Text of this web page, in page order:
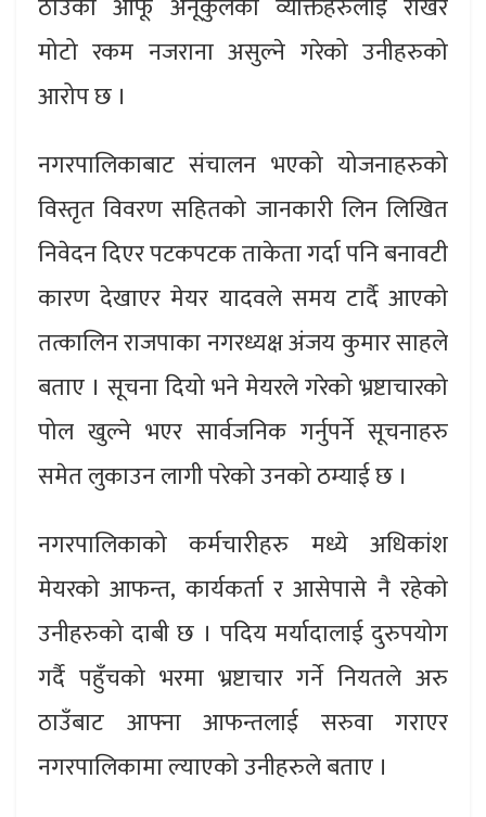
ठाउँका आफू अनूकुलका व्यक्तिहरुलाई राखेर
मोटो रकम नजराना असुल्ने गरेको उनीहरुको
आरोप छ ।
नगरपालिकाबाट संचालन भएको योजनाहरुको
विस्तृत विवरण सहितको जानकारी लिन लिखित
निवेदन दिएर पटकपटक ताकेता गर्दा पनि बनावटी
कारण देखाएर मेयर यादवले समय टार्दै आएको
तत्कालिन राजपाका नगरध्यक्ष अंजय कुमार साहले
बताए । सूचना दियो भने मेयरले गरेको भ्रष्टाचारको
पोल खुल्ने भएर सार्वजनिक गर्नुपर्ने सूचनाहरु
समेत लुकाउन लागी परेको उनको ठम्याई छ ।
नगरपालिकाको कर्मचारीहरु मध्ये अधिकांश
मेयरको आफन्त, कार्यकर्ता र आसेपासे नै रहेको
उनीहरुको दाबी छ । पदिय मर्यादालाई दुरुपयोग
गर्दै पहुँचको भरमा भ्रष्टाचार गर्ने नियतले अरु
ठाउँबाट आफ्ना आफन्तलाई सरुवा गराएर
नगरपालिकामा ल्याएको उनीहरुले बताए ।